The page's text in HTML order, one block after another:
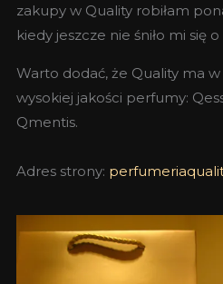
zakupy w Quality robiłam
kiedy jeszcze nie śniło mi się
Warto dodać, że Quality ma
wysokiej jakości perfumy:
Qmentis.
Adres strony: